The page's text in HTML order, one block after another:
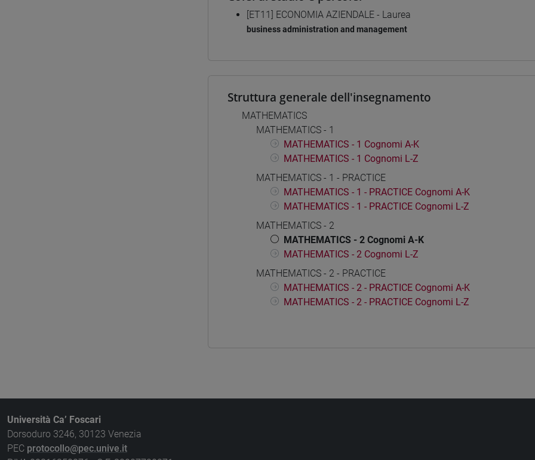
[ET11] ECONOMIA AZIENDALE - Laurea
business administration and management
Struttura generale dell'insegnamento
MATHEMATICS
MATHEMATICS - 1
MATHEMATICS - 1 Cognomi A-K
MATHEMATICS - 1 Cognomi L-Z
MATHEMATICS - 1 - PRACTICE
MATHEMATICS - 1 - PRACTICE Cognomi A-K
MATHEMATICS - 1 - PRACTICE Cognomi L-Z
MATHEMATICS - 2
MATHEMATICS - 2 Cognomi A-K
MATHEMATICS - 2 Cognomi L-Z
MATHEMATICS - 2 - PRACTICE
MATHEMATICS - 2 - PRACTICE Cognomi A-K
MATHEMATICS - 2 - PRACTICE Cognomi L-Z
Università Ca’ Foscari
Dorsoduro 3246, 30123 Venezia
PEC protocollo@pec.unive.it